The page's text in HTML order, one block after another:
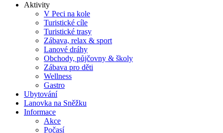
Aktivity
V Peci na kole
Turistické cíle
Turistické trasy
Zábava, relax & sport
Lanové dráhy
Obchody, půjčovny & školy
Zábava pro děti
Wellness
Gastro
Ubytování
Lanovka na Sněžku
Informace
Akce
Počasí